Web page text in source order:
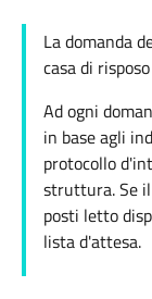
La domanda
casa di
Ad ogni
in base agli
protocollo
struttura. Se
posti letto
lista d'attesa.